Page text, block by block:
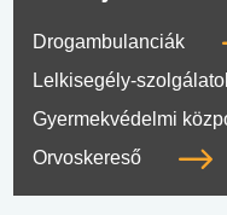
Drogambulanciák
Lelkisegély-
Gyermekvédelmi
Orvoskereső